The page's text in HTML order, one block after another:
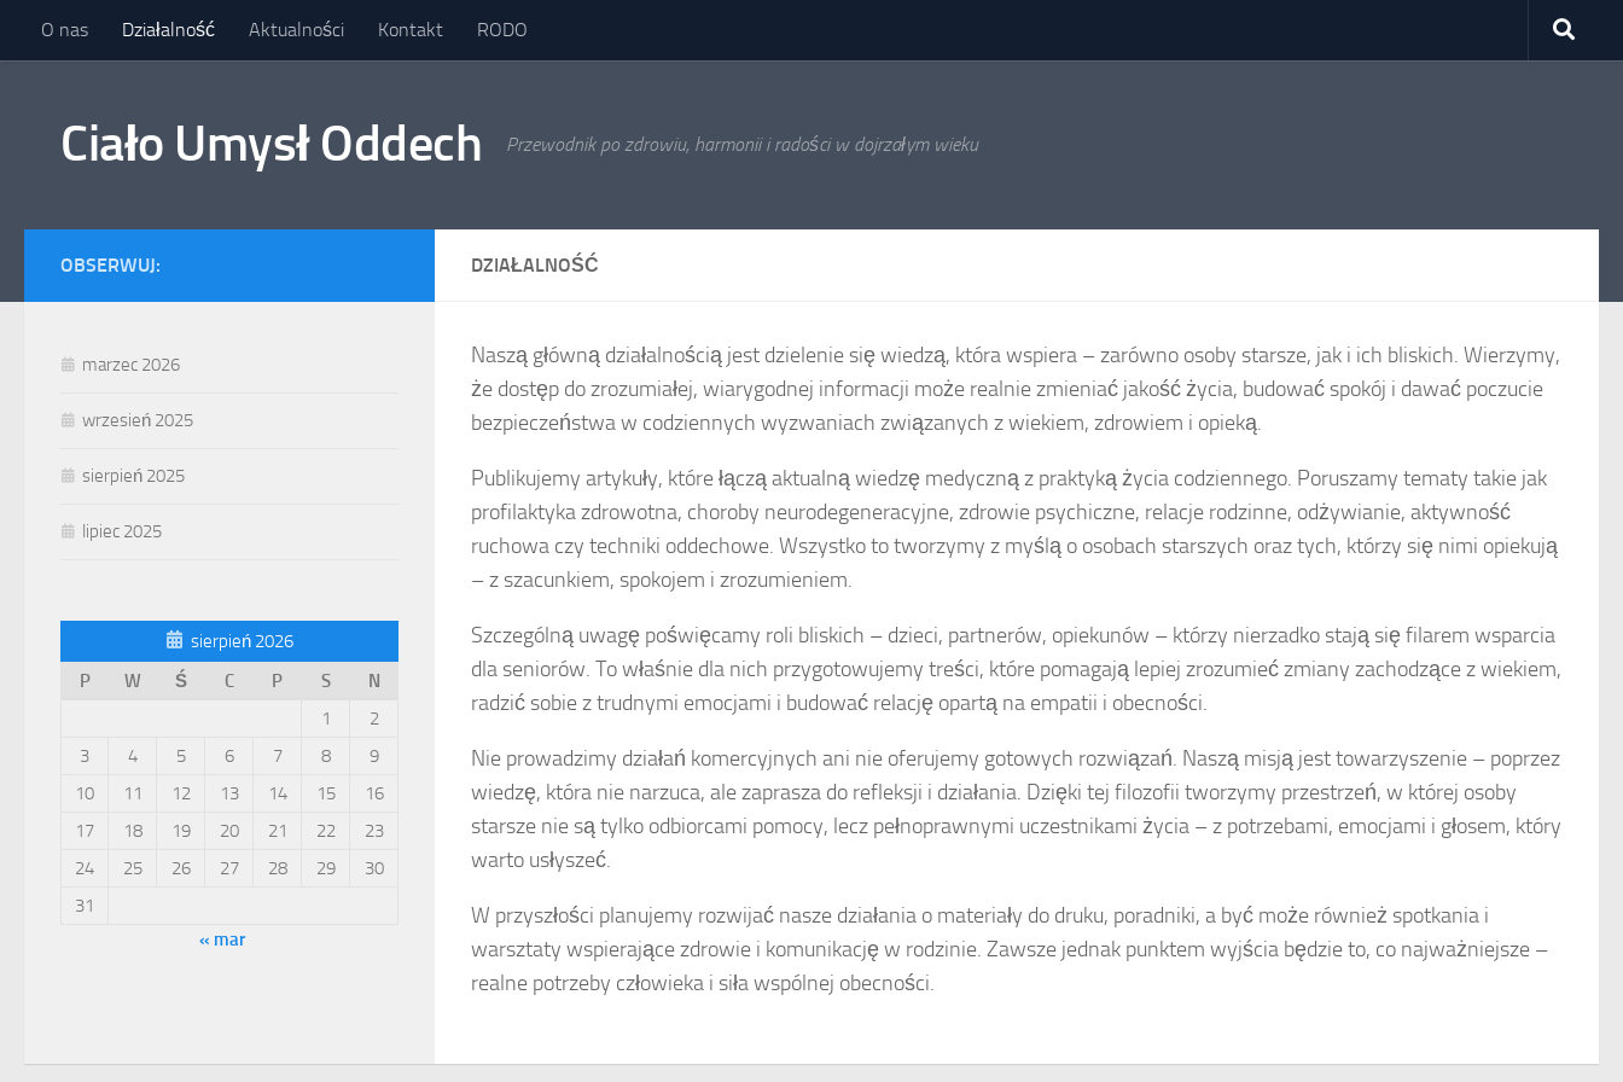
Przejdź do treści
O nas Działalność Aktualności Kontakt RODO
Ciało Umysł Oddech Przewodnik po zdrowiu, harmonii i radości w dojrzałym wieku
DZIAŁALNOŚĆ
Naszą główną działalnością jest dzielenie się wiedzą, która wspiera – zarówno osoby starsze, jak i ich bliskich. Wierzymy,
że dostęp do zrozumiałej, wiarygodnej informacji może realnie zmieniać jakość życia, budować spokój i dawać poczucie
bezpieczeństwa w codziennych wyzwaniach związanych z wiekiem, zdrowiem i opieką.
Publikujemy artykuły, które łączą aktualną wiedzę medyczną z praktyką życia codziennego. Poruszamy tematy takie jak
profilaktyka zdrowotna, choroby neurodegeneracyjne, zdrowie psychiczne, relacje rodzinne, odżywianie, aktywność
ruchowa czy techniki oddechowe. Wszystko to tworzymy z myślą o osobach starszych oraz tych, którzy się nimi opiekują
– z szacunkiem, spokojem i zrozumieniem.
Szczególną uwagę poświęcamy roli bliskich – dzieci, partnerów, opiekunów – którzy nierzadko stają się filarem wsparcia
dla seniorów. To właśnie dla nich przygotowujemy treści, które pomagają lepiej zrozumieć zmiany zachodzące z wiekiem,
radzić sobie z trudnymi emocjami i budować relację opartą na empatii i obecności.
Nie prowadzimy działań komercyjnych ani nie oferujemy gotowych rozwiązań. Naszą misją jest towarzyszenie – poprzez
wiedzę, która nie narzuca, ale zaprasza do refleksji i działania. Dzięki tej filozofii tworzymy przestrzeń, w której osoby
starsze nie są tylko odbiorcami pomocy, lecz pełnoprawnymi uczestnikami życia – z potrzebami, emocjami i głosem, który
warto usłyszeć.
W przyszłości planujemy rozwijać nasze działania o materiały do druku, poradniki, a być może również spotkania i
warsztaty wspierające zdrowie i komunikację w rodzinie. Zawsze jednak punktem wyjścia będzie to, co najważniejsze –
realne potrzeby człowieka i siła wspólnej obecności.
OBSERWUJ:
marzec 2026
wrzesień 2025
sierpień 2025
lipiec 2025
sierpień 2026
P
W Ś C P S
N
1
2
3
4 5 6 7 8
9
10
11 12 13 14 15
16
17
18 19 20 21 22
23
24
25 26 27 28 29
30
31
« mar